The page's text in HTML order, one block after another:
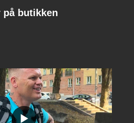
på butikken